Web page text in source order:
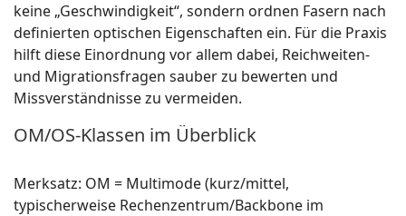
keine „Geschwindigkeit“, sondern ordnen Fasern nach
definierten optischen Eigenschaften ein. Für die Praxis
hilft diese Einordnung vor allem dabei, Reichweiten-
und Migrationsfragen sauber zu bewerten und
Missverständnisse zu vermeiden.
OM/OS-Klassen im Überblick
Merksatz: OM = Multimode (kurz/mittel,
typischerweise Rechenzentrum/Backbone im